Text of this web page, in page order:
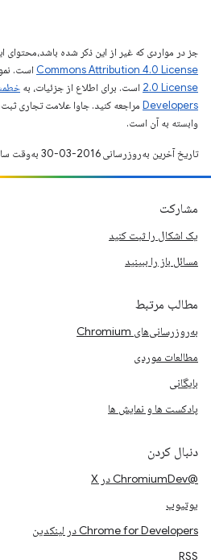
جز در مواردی که غیر از این ذکر شده
Commons Attribution 4.0 License است.
2.0 License است. برای اطلاع از جزئیات، به
Developers‏
وابسته به آن است.
تاریخ آخرین به‌روزرسانی 2016-03-30 به‌وقت ساعت هماهنگ جهانی.
مشارکت
یک اشکال را ثبت کنید
مسائل باز را ببینید
مطالب مرتبط
به‌روزرسانی‌های Chromium
مطالعات موردی
بایگانی
پادکست ها و نمایش ها
دنبال کردن
@ChromiumDev در X
یوتیوب
Chrome for Developers در لینکدین
RSS